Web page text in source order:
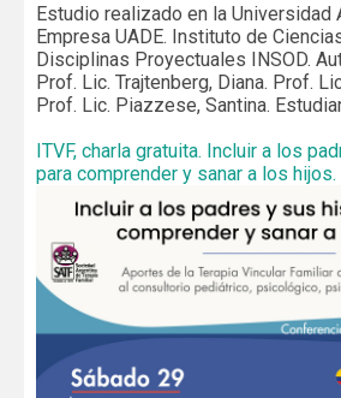
Estudio realizado en la Universidad
Empresa UADE. Instituto de
Disciplinas Proyectuales INSOD.
Prof. Lic. Trajtenberg, Diana. Prof.
Prof. Lic. Piazzese, Santina.
ITVF, charla gratuita. Incluir a los
para comprender y sanar a los hijos.